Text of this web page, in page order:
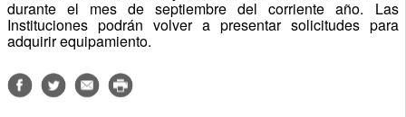
durante el mes de septiembre del corriente año. Las
Instituciones podrán volver a presentar solicitudes para
adquirir equipamiento.